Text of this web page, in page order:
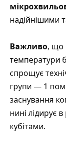
надійнішими
Важливо, що
температури
спрощує
групи — 1
заснування
нині лідирує
кубітами.